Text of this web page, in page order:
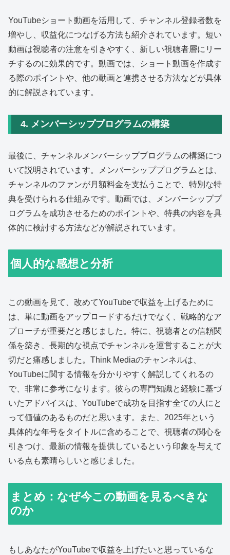
YouTubeショート動画を活用して、チャンネル登録者数を
増やし、収益化につなげる方法も紹介されています。短い
動画は視聴者の注意を引きやすく、新しい視聴者層にリー
チするのに効果的です。動画では、ショート動画を作成す
る際のポイントや、他の動画と連携させる方法などが具体
的に解説されています。
4. メンバーシッププログラムの構築
最後に、チャンネルメンバーシッププログラムの構築につ
いて説明されています。メンバーシッププログラムとは、
チャンネルのファンが月額料金を支払うことで、特別な特
典を受けられる仕組みです。動画では、メンバーシッププ
ログラムを成功させるためのポイントや、特典の内容を具
体的に検討する方法などが解説されています。
個人的な感想と分析
この動画を見て、改めてYouTubeで収益を上げるために
は、単に動画をアップロードするだけでなく、戦略的なア
プローチが重要だと感じました。特に、視聴者との信頼関
係を築き、長期的な視点でチャンネルを運営することが大
切だと痛感しました。Think Mediaのチャンネルは、
YouTubeに関する情報を分かりやすく解説してくれるの
で、非常に参考になります。彼らの専門知識と経験に基づ
いたアドバイスは、YouTubeで成功を目指す全ての人にと
って価値のあるものだと思います。また、2025年という
具体的な年号をタイトルに含めることで、視聴者の関心を
引きつけ、最新の情報を提供しているという印象を与えて
いる点も素晴らしいと感じました。
まとめ：なぜ今この動画を見るべきな
のか
もしあなたがYouTubeで収益を上げたいと思っているな